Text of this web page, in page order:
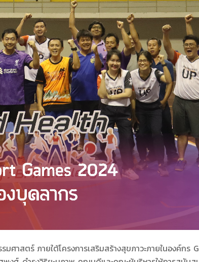
าสตร์ ภายใต้โครงการเสริมสร้างสุขภาวะภายในองค์กร